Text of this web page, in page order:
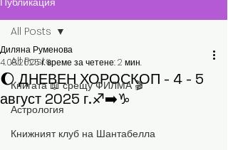
All Posts
Книгата 📖 срещу ФИЛМА 🎬
Астрология
Книжният клуб на Шантабелла
All Posts
🌔 ДНЕВЕН ХОРОСКОП - 4 - 5
август 2025 г.♐️➡️♑️
Диляна Руменова
4.08.2025 г.време за четене: 2 мин.